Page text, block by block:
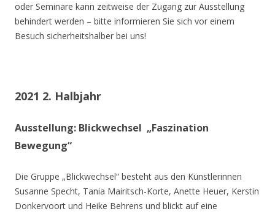
oder Seminare kann zeitweise der Zugang zur Ausstellung
behindert werden – bitte informieren Sie sich vor einem
Besuch sicherheitshalber bei uns!
2021 2. Halbjahr
Ausstellung: Blickwechsel „Faszination
Bewegung“
Die Gruppe „Blickwechsel“ besteht aus den Künstlerinnen
Susanne Specht, Tania Mairitsch-Korte, Anette Heuer, Kerstin
Donkervoort und Heike Behrens und blickt auf eine